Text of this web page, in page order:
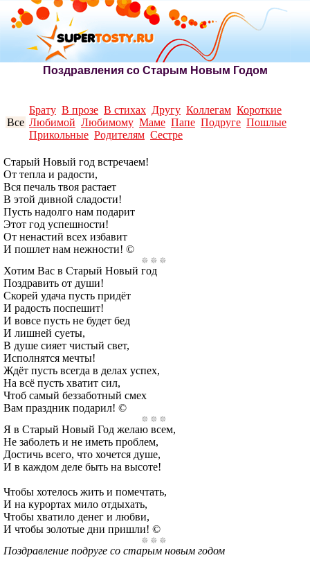
Поздравления со Старым Новым Годом
Все
Брату В прозе В стихах Другу Коллегам Короткие
Любимой Любимому Маме Папе Подруге Пошлые
Прикольные Родителям Сестре
Старый Новый год встречаем!
От тепла и радости,
Вся печаль твоя растает
В этой дивной сладости!
Пусть надолго нам подарит
Этот год успешности!
От ненастий всех избавит
И пошлет нам нежности! ©
Хотим Вас в Старый Новый год
Поздравить от души!
Скорей удача пусть придёт
И радость поспешит!
И вовсе пусть не будет бед
И лишней суеты,
В душе сияет чистый свет,
Исполнятся мечты!
Ждёт пусть всегда в делах успех,
На всё пусть хватит сил,
Чтоб самый беззаботный смех
Вам праздник подарил! ©
Я в Старый Новый Год желаю всем,
Не заболеть и не иметь проблем,
Достичь всего, что хочется душе,
И в каждом деле быть на высоте!
Чтобы хотелось жить и помечтать,
И на курортах мило отдыхать,
Чтобы хватило денег и любви,
И чтобы золотые дни пришли! ©
Поздравление подруге со старым новым годом